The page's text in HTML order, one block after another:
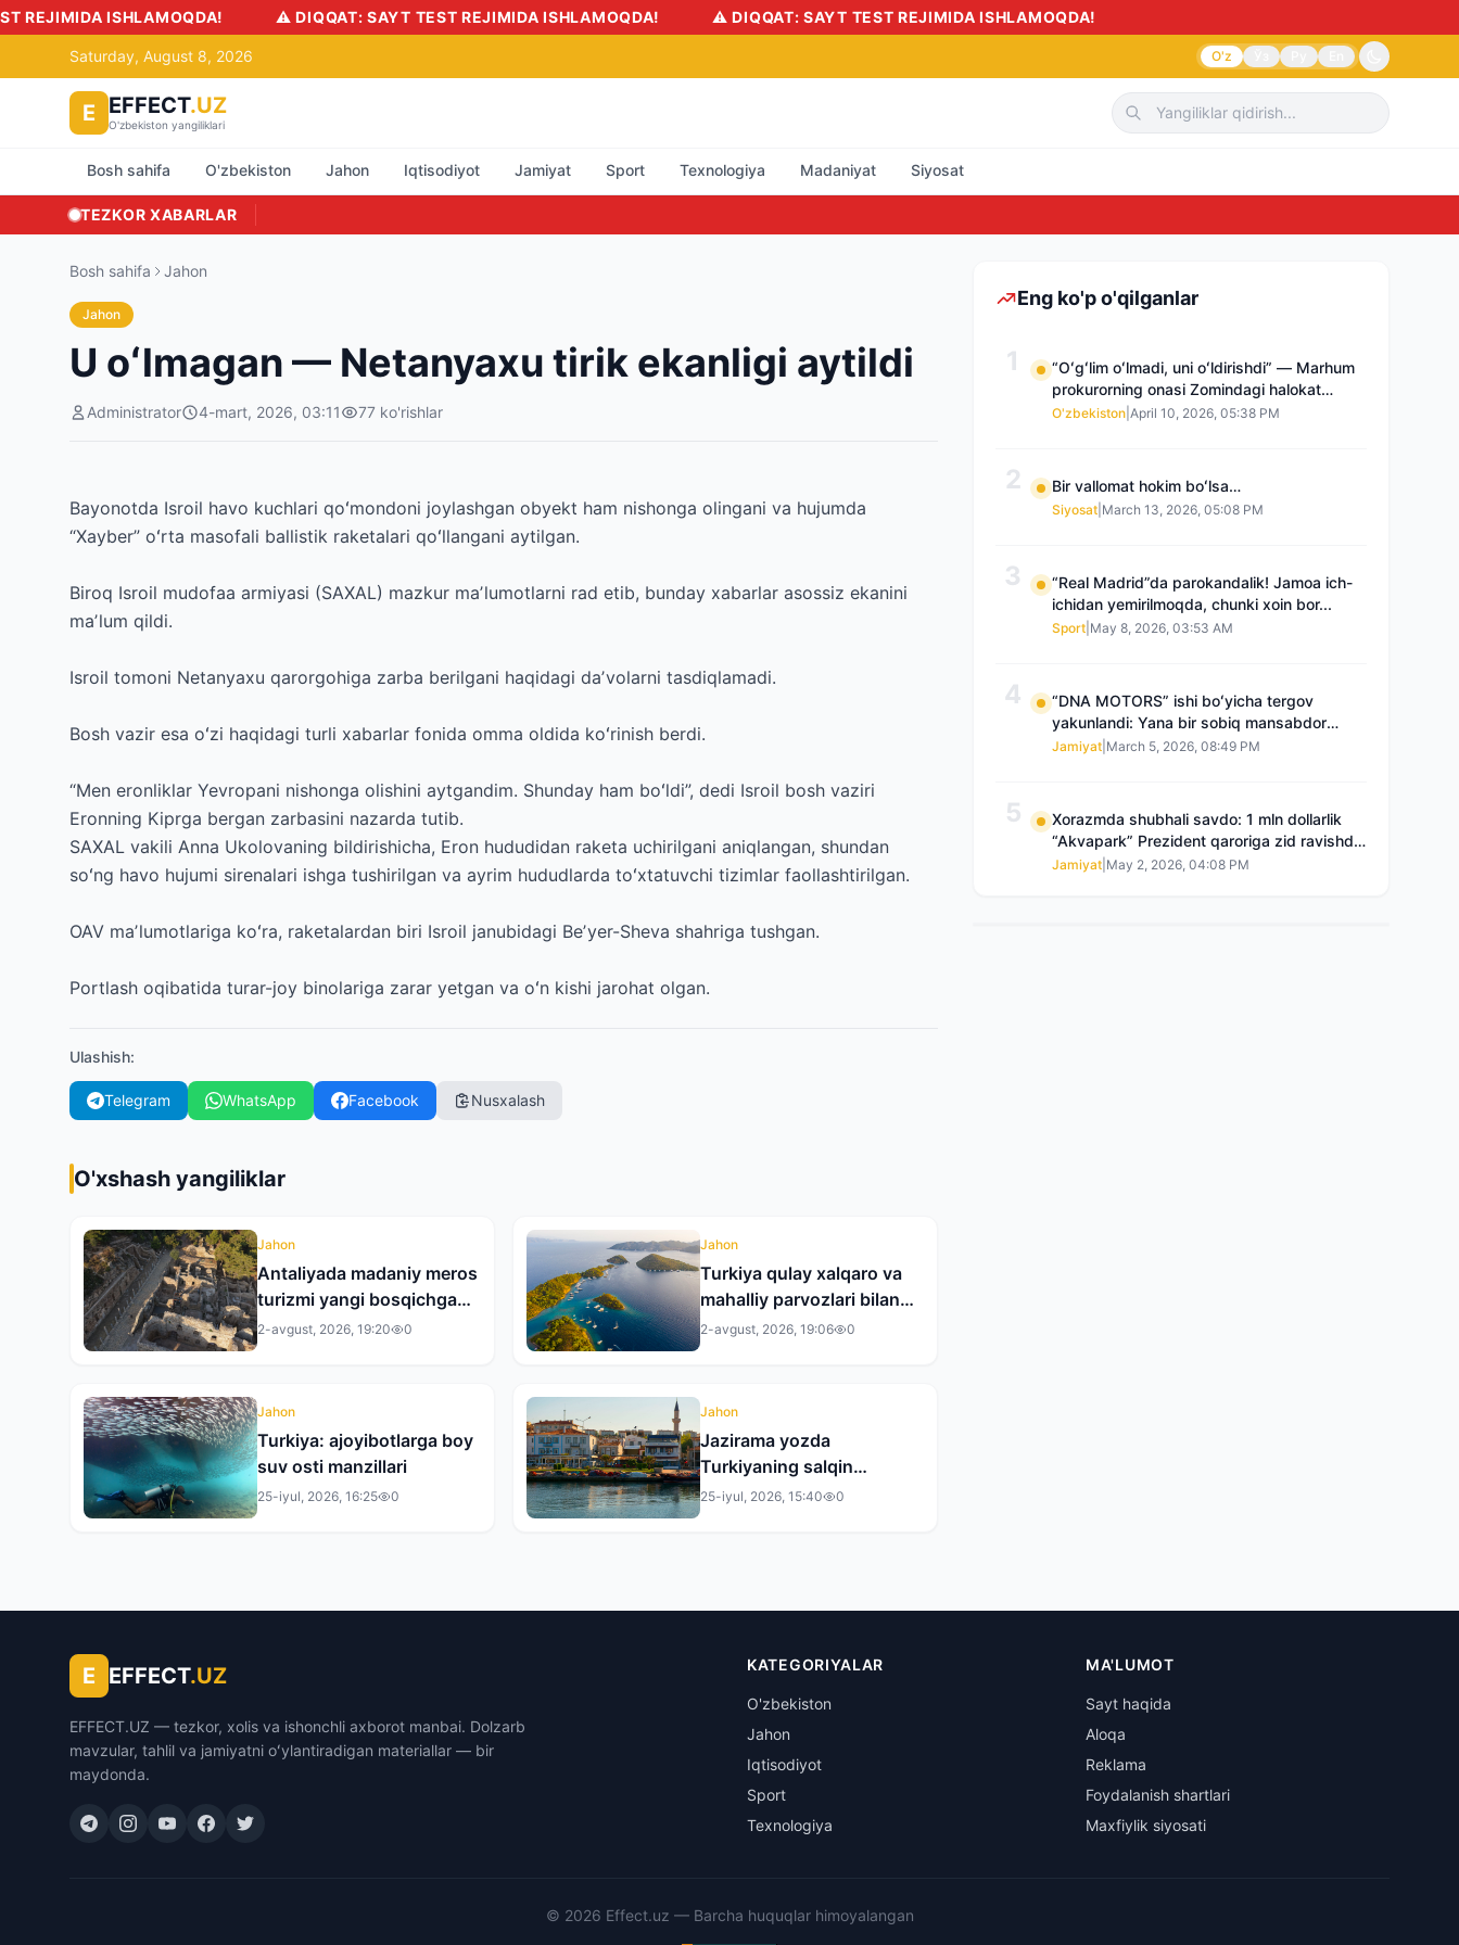
ISHLAMOQDA! ⚠️ DIQQAT: SAYT TEST REJIMIDA ISHLAMOQDA! ⚠️ DIQQAT: SAYT TEST REJIMIDA ISHLAMOQDA!
Saturday, August 8, 2026 O'z
E EFFECT.UZ
O'zbekiston yangiliklari
Bosh sahifa O'zbekiston Jahon Iqtisodiyot Jamiyat Sport Texnologiya Madaniyat Siyosat
TEZKOR XABARLAR
Bosh sahifa Jahon
Jahon
U oʻlmagan — Netanyaxu tirik ekanligi aytildi
Administrator 4-mart, 2026, 03:11 77 ko'rishlar
Bayonotda Isroil havo kuchlari qoʻmondoni joylashgan obyekt ham nishonga olingani va hujumda
“Xayber” oʻrta masofali ballistik raketalari qoʻllangani aytilgan.
Biroq Isroil mudofaa armiyasi (SAXAL) mazkur maʼlumotlarni rad etib, bunday xabarlar asossiz ekanini
maʼlum qildi.
Isroil tomoni Netanyaxu qarorgohiga zarba berilgani haqidagi daʼvolarni tasdiqlamadi.
Bosh vazir esa oʻzi haqidagi turli xabarlar fonida omma oldida koʻrinish berdi.
“Men eronliklar Yevropani nishonga olishini aytgandim. Shunday ham boʻldi”, dedi Isroil bosh vaziri
Eronning Kiprga bergan zarbasini nazarda tutib.
SAXAL vakili Anna Ukolovaning bildirishicha, Eron hududidan raketa uchirilgani aniqlangan, shundan
soʻng havo hujumi sirenalari ishga tushirilgan va ayrim hududlarda toʻxtatuvchi tizimlar faollashtirilgan.
OAV maʼlumotlariga koʻra, raketalardan biri Isroil janubidagi Beʼyer-Sheva shahriga tushgan.
Portlash oqibatida turar-joy binolariga zarar yetgan va oʻn kishi jarohat olgan.
Ulashish:
Telegram WhatsApp Facebook Nusxalash
O'xshash yangiliklar
Jahon
Antaliyada madaniy meros
turizmi yangi bosqichga
ko‘tarilmoqda
2-avgust, 2026, 19:20 0
Jahon
Turkiya qulay xalqaro va
mahalliy parvozlari bilan
yozgi sayohatlar uchun
2-avgust, 2026, 19:06 0
Jahon
Turkiya: ajoyibotlarga boy
suv osti manzillari
25-iyul, 2026, 16:25 0
Jahon
Jazirama yozda
Turkiyaning salqin
maskanlari
25-iyul, 2026, 15:40 0
Eng ko'p o'qilganlar
1
“Oʻgʻlim oʻlmadi, uni oʻldirishdi” — Marhum
prokurorning onasi Zomindagi halokat
boʻyicha qayta tergov talab qilmoqda
O'zbekiston April 10, 2026, 05:38 PM
2 Bir vallomat hokim boʻlsa…
Siyosat March 13, 2026, 05:08 PM
3
“Real Madrid”da parokandalik! Jamoa ich-
ichidan yemirilmoqda, chunki xoin bor...
Sport May 8, 2026, 03:53 AM
4
“DNA MOTORS” ishi boʻyicha tergov
yakunlandi: Yana bir sobiq mansabdor
qamoqqa olingan, Saidnazirxanovaning
Jamiyat March 5, 2026, 08:49 PM
5
Xorazmda shubhali savdo: 1 mln dollarlik
“Akvapark” Prezident qaroriga zid ravishda
sotilgani maʼlum boʻldi
Jamiyat May 2, 2026, 04:08 PM
E EFFECT.UZ
EFFECT.UZ — tezkor, xolis va ishonchli axborot manbai. Dolzarb
mavzular, tahlil va jamiyatni oʻylantiradigan materiallar — bir
maydonda.
KATEGORIYALAR
O'zbekiston
Jahon
Iqtisodiyot
Sport
Texnologiya
MA'LUMOT
Sayt haqida
Aloqa
Reklama
Foydalanish shartlari
Maxfiylik siyosati
© 2026 Effect.uz — Barcha huquqlar himoyalangan